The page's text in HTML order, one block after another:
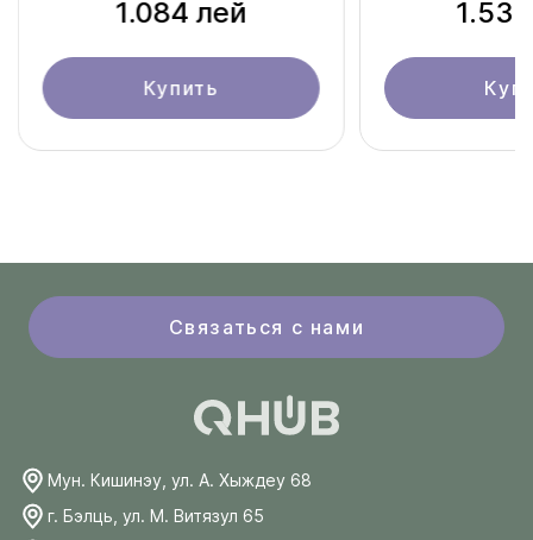
1.084 лей
Купить
Связаться с нами
Мун. Кишинэу, ул. А. Хыждеу 68
г. Бэлць, ул. М. Витязул 65